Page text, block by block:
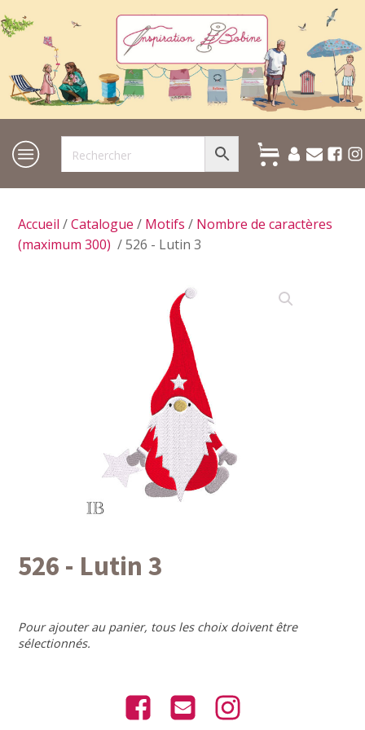
Accueil /Catalogue / Motifs / Nombre de caractères
(maximum 300) / 526 - Lutin 3
526 - Lutin 3
Pour ajouter au panier, tous les choix doivent être
sélectionnés.